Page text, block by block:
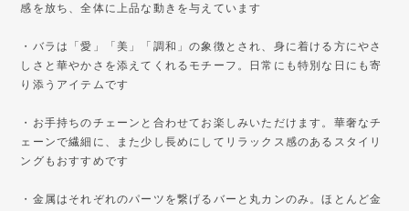
感を放ち、全体に上品な動きを与えています
・バラは「愛」「美」「調和」の象徴とされ、身に着ける方にやさ
しさと華やかさを添えてくれるモチーフ。日常にも特別な日にも寄
り添うアイテムです
・お手持ちのチェーンと合わせてお楽しみいただけます。華奢なチ
ェーンで繊細に、また少し長めにしてリラックス感のあるスタイリ
ングもおすすめです
・金属はそれぞれのパーツを繋げるバーと丸カンのみ。ほとんど金